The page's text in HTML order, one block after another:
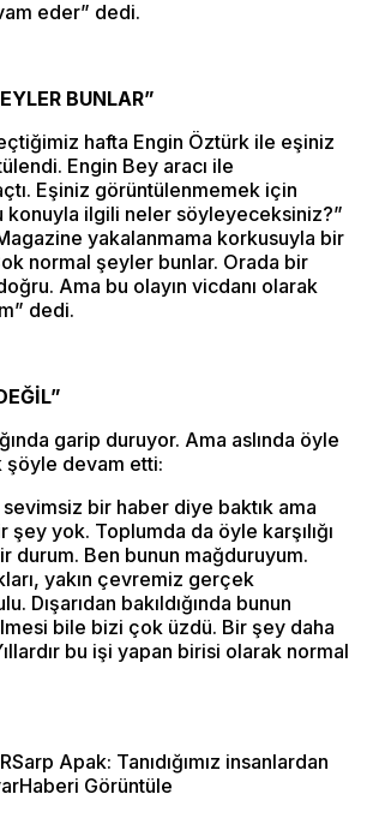
eder” dedi.
BUNLAR”
hafta Engin Öztürk ile eşiniz
Engin Bey aracı ile
Eşiniz görüntülenmemek için
konuyla ilgili neler söyleyeceksiniz?”
yakalanmama korkusuyla bir
normal şeyler bunlar. Orada bir
Ama bu olayın vicdanı olarak
dedi.
garip duruyor. Ama aslında öyle
şöyle devam etti:
bir haber diye baktık ama
şey yok. Toplumda da öyle karşılığı
durum. Ben bunun mağduruyum.
yakın çevremiz gerçek
Dışarıdan bakıldığında bunun
bile bizi çok üzdü. Bir şey daha
bu işi yapan birisi olarak normal
Apak: Tanıdığımız insanlardan
Görüntüle